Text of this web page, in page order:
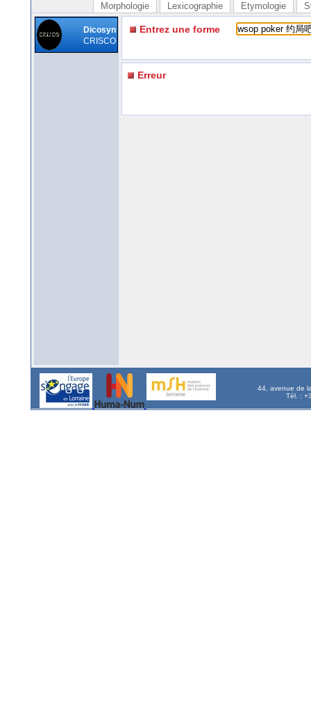
Morphologie Lexicographie Etymologie
Dicosyn
CRISCO
Entrez une forme
Erreur
44, avenue de
Tél. :